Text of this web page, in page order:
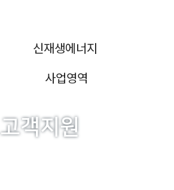
신재생에너지
사업영역
고객지원